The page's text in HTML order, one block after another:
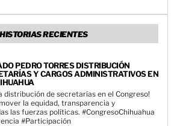
HISTORIAS RECIENTES
PEDRO TORRES DISTRIBUCIÓN
Y CARGOS ADMINISTRATIVOS EN
distribución de secretarías en el Congreso!
la equidad, transparencia y
las fuerzas políticas. #CongresoChihuahua
#Participación